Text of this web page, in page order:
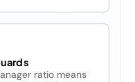
ratio means